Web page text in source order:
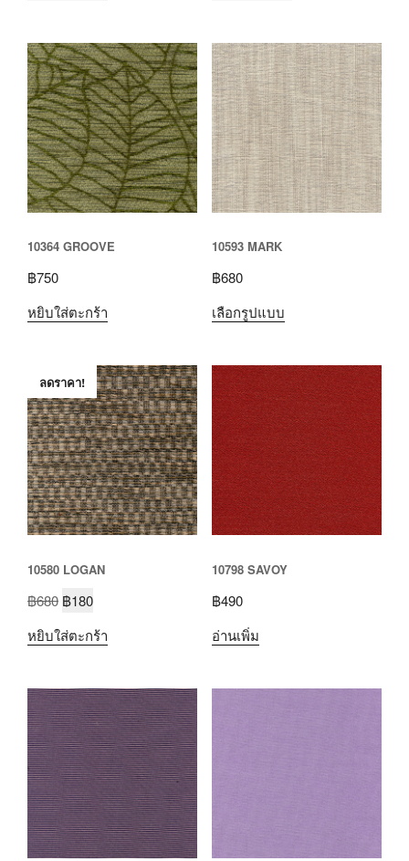
10364 GROOVE
฿750
หยิบใส่ตะกร้า
10593 MARK
฿680
เลือกรูปแบบ
ลดราคา!
10580 LOGAN
฿680 ฿180
หยิบใส่ตะกร้า
10798 SAVOY
฿490
อ่านเพิ่ม